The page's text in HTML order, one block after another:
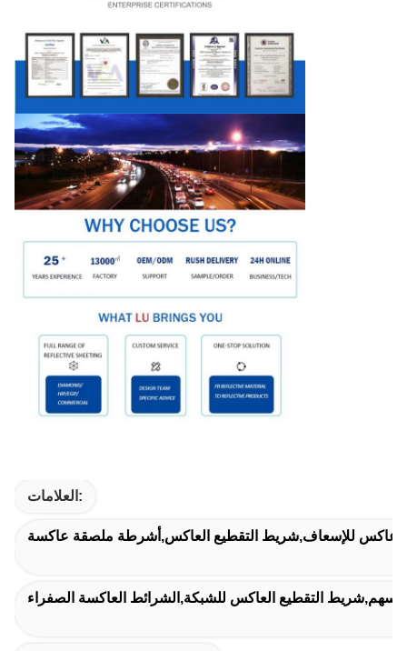
العلامات:
عاكس للإسعاف,شريط التقطيع العاكس,أشرطة ملصقة عاكسة
التقطيع العاكس للشبكة,الشرائط العاكسة الصفراء